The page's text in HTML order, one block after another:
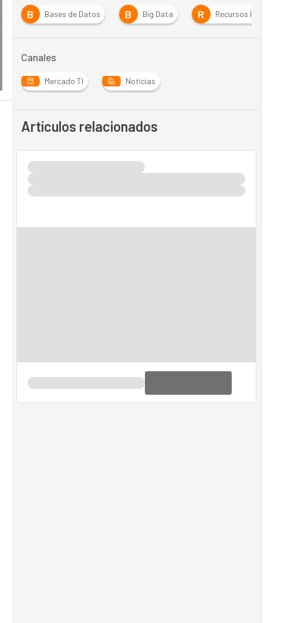
B Bases de Datos B Big Data R Recursos
Canales
Mercado TI Noticias
Artículos relacionados